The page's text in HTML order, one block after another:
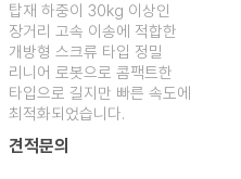
탑재 하중이 30kg 이상인
장거리 고속 이송에 적합한
개방형 스크류 타입 정밀
리니어 로봇으로 콤팩트한
타입으로 길지만 빠른 속도에
최적화되었습니다.
견적문의